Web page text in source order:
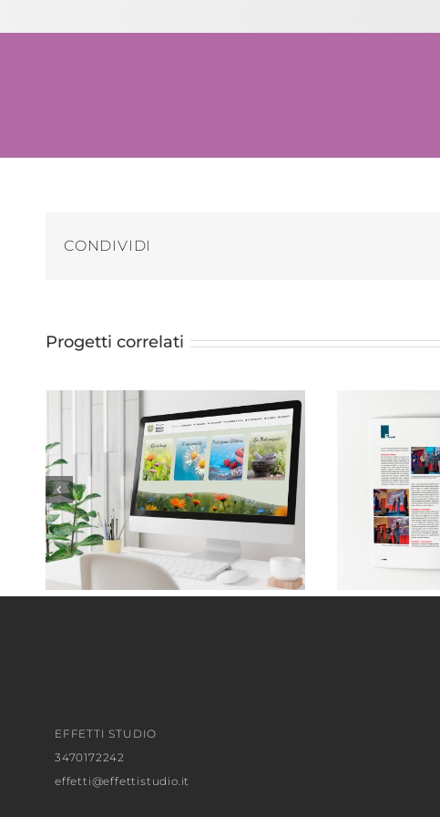
CONDIVIDI
Progetti correlati
EFFETTI STUDIO
3470172242
effetti@effettistudio.it